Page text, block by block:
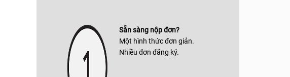
Sẵn sàng nộp đơn?
Một hình thức đơn giản.
Nhiều đơn đăng ký.